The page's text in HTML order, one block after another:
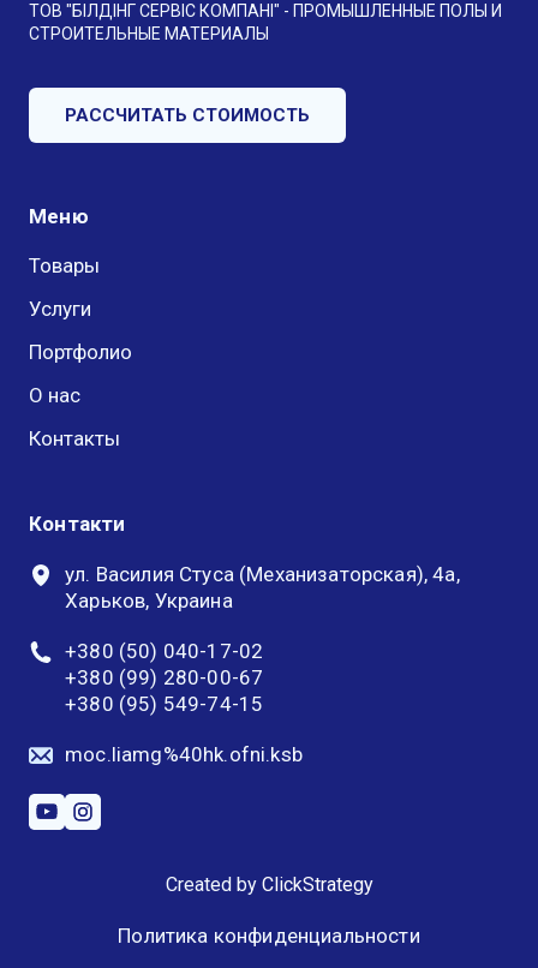
ТОВ "БІЛДІНГ СЕРВІС КОМПАНІ" - ПРОМЫШЛЕННЫЕ ПОЛЫ И
СТРОИТЕЛЬНЫЕ МАТЕРИАЛЫ
РАССЧИТАТЬ СТОИМОСТЬ
Меню
Товары
Услуги
Портфолио
О нас
Контакты
Контакти
ул. Василия Стуса (Механизаторская), 4а,
Харьков, Украина
+380 (50) 040-17-02
+380 (99) 280-00-67
+380 (95) 549-74-15
moc.liamg%40hk.ofni.ksb
Created by ClickStrategy
Политика конфиденциальности